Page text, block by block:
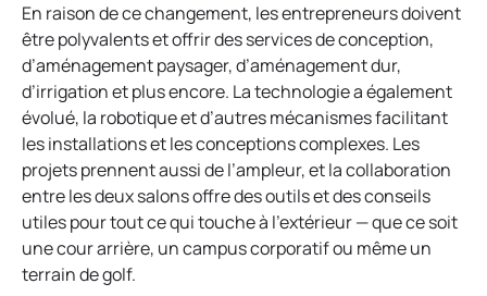
En raison de ce changement, les entrepreneurs doivent
être polyvalents et offrir des services de conception,
d’aménagement paysager, d’aménagement dur,
d’irrigation et plus encore. La technologie a également
évolué, la robotique et d’autres mécanismes facilitant
les installations et les conceptions complexes. Les
projets prennent aussi de l’ampleur, et la collaboration
entre les deux salons offre des outils et des conseils
utiles pour tout ce qui touche à l’extérieur — que ce soit
une cour arrière, un campus corporatif ou même un
terrain de golf.